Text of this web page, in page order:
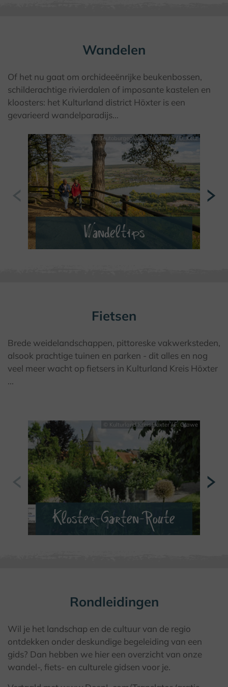
Wandelen
Of het nu gaat om orchideeënrijke beukenbossen,
schilderachtige rivierdalen of imposante kastelen en
kloosters: het Kulturland district Höxter is een
gevarieerd wandelparadijs...
© Teutoburger Wald Tourismus / D. Ketz
Wandeltips
Fietsen
Brede weidelandschappen, pittoreske vakwerksteden,
alsook prachtige tuinen en parken - dit alles en nog
veel meer wacht op fietsers in Kulturland Kreis Höxter
...
© Kulturland Kreis Höxter / F. Grawe
Kloster-Garten-Route
Rondleidingen
Wil je het landschap en de cultuur van de regio
ontdekken onder deskundige begeleiding van een
gids? Dan hebben we hier een overzicht van onze
wandel-, fiets- en culturele gidsen voor je.